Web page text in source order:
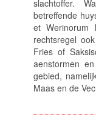
slachtoffer.
betreffende
et Werinorum
rechtsregel
Fries of
aenstormen
gebied,
Maas en de